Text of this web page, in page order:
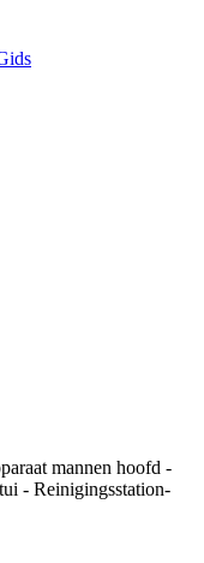
mannen hoofd -
- Reinigingsstation-